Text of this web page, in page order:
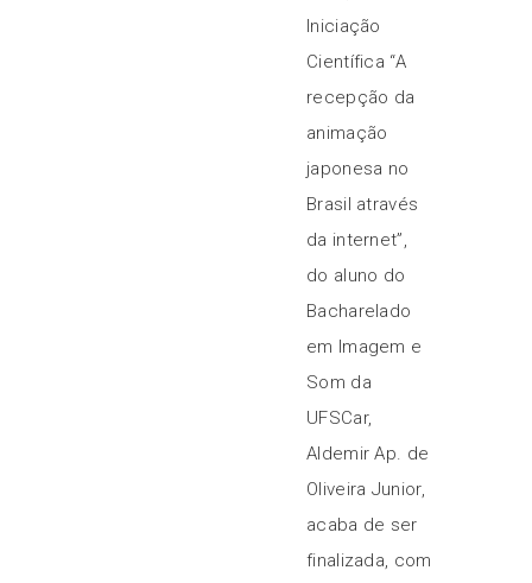
Iniciação
Científica “A
recepção da
animação
japonesa no
Brasil através
da internet”,
do aluno do
Bacharelado
em Imagem e
Som da
UFSCar,
Aldemir Ap. de
Oliveira Junior,
acaba de ser
finalizada, com